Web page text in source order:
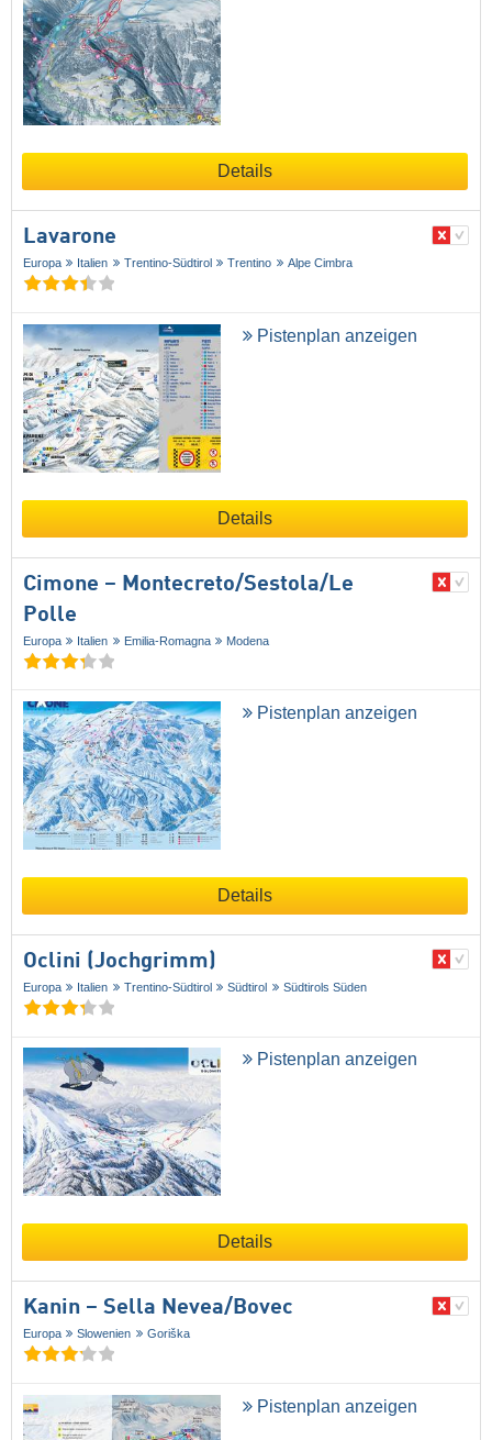
Details
Lavarone
Europa Italien Trentino-Südtirol Trentino Alpe Cimbra
Pistenplan anzeigen
Details
Cimone – Montecreto/​Sestola/​Le
Polle
Europa Italien Emilia-Romagna Modena
Pistenplan anzeigen
Details
Oclini (Jochgrimm)
Europa Italien Trentino-Südtirol Südtirol Südtirols Süden
Pistenplan anzeigen
Details
Kanin – Sella Nevea/​Bovec
Europa Slowenien Goriška
Pistenplan anzeigen